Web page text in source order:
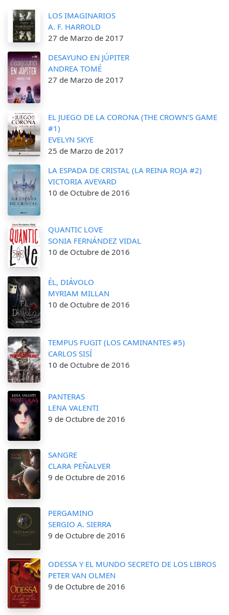
LOS IMAGINARIOS
A. F. HARROLD
27 de Marzo de 2017
DESAYUNO EN JÚPITER
ANDREA TOMÉ
27 de Marzo de 2017
EL JUEGO DE LA CORONA (THE CROWN’S GAME
#1)
EVELYN SKYE
25 de Marzo de 2017
LA ESPADA DE CRISTAL (LA REINA ROJA #2)
VICTORIA AVEYARD
10 de Octubre de 2016
QUANTIC LOVE
SONIA FERNÁNDEZ VIDAL
10 de Octubre de 2016
ÉL, DIÁVOLO
MYRIAM MILLAN
10 de Octubre de 2016
TEMPUS FUGIT (LOS CAMINANTES #5)
CARLOS SISÍ
10 de Octubre de 2016
PANTERAS
LENA VALENTI
9 de Octubre de 2016
SANGRE
CLARA PEÑALVER
9 de Octubre de 2016
PERGAMINO
SERGIO A. SIERRA
9 de Octubre de 2016
ODESSA Y EL MUNDO SECRETO DE LOS LIBROS
PETER VAN OLMEN
9 de Octubre de 2016